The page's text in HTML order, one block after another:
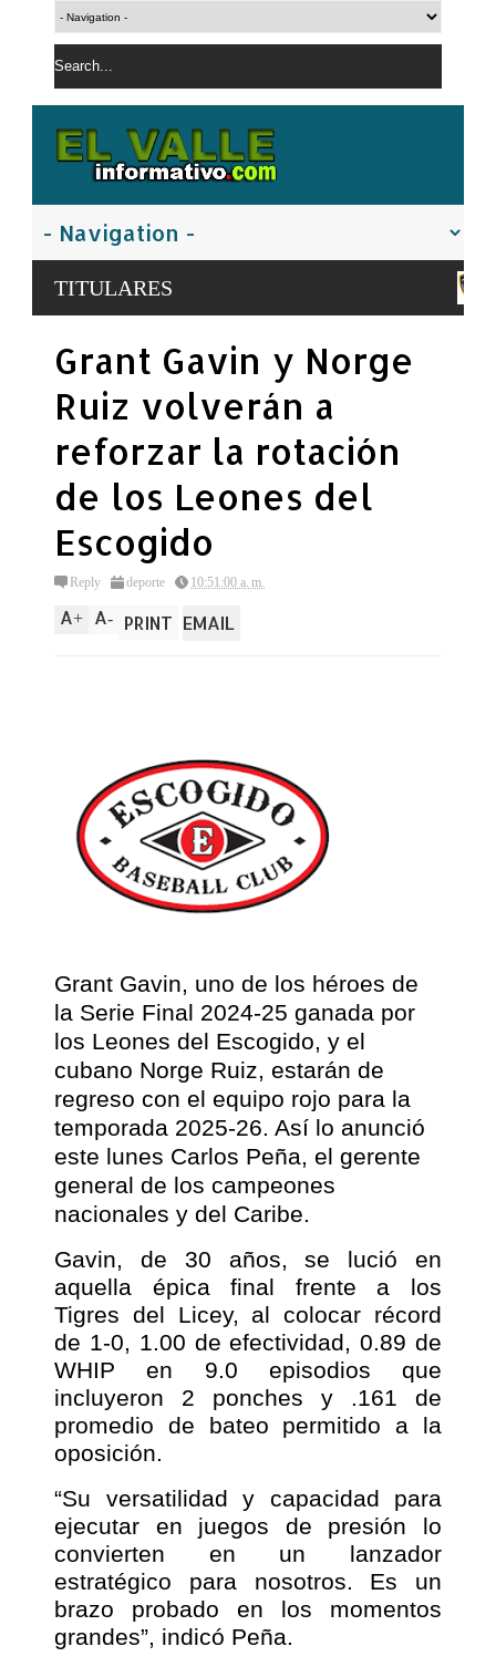
TITULARES
Policía Nacional apresa
Carolina Mejía
Grant Gavin y Norge
Ruiz volverán a
reforzar la rotación
de los Leones del
Escogido
Reply deporte 10:51:00 a. m.
A+ A- PRINT EMAIL
Grant Gavin, uno de los héroes de
la Serie Final 2024-25 ganada por
los Leones del Escogido, y el
cubano Norge Ruiz, estarán de
regreso con el equipo rojo para la
temporada 2025-26. Así lo anunció
este lunes Carlos Peña, el gerente
general de los campeones
nacionales y del Caribe.
Gavin, de 30 años, se lució en
aquella épica final frente a los
Tigres del Licey, al colocar récord
de 1-0, 1.00 de efectividad, 0.89 de
WHIP en 9.0 episodios que
incluyeron 2 ponches y .161 de
promedio de bateo permitido a la
oposición.
“Su versatilidad y capacidad para
ejecutar en juegos de presión lo
convierten en un lanzador
estratégico para nosotros. Es un
brazo probado en los momentos
grandes”, indicó Peña.